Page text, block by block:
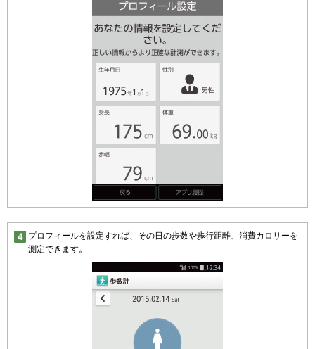
プロフィールを設定すれば、その日の歩数や歩行距離、消費カロリーを
測定できます。